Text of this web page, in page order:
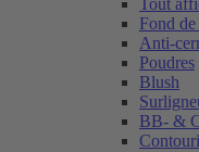
Tout
Fond
Anti-
Poudres
Blush
BB- &